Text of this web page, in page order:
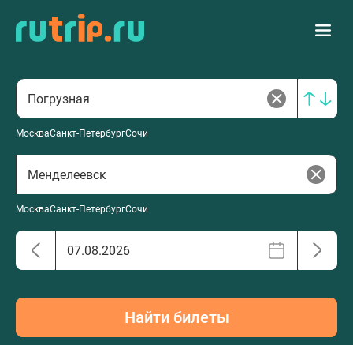
МоскваСанкт-ПетербургСочи
МоскваСанкт-ПетербургСочи
Найти билеты